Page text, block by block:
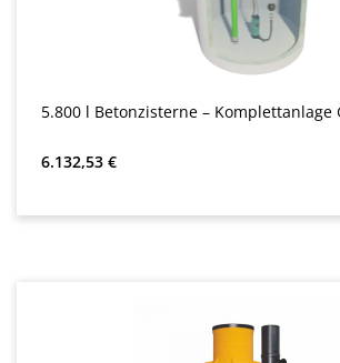
5.800 l Betonzisterne – Komplettanlage
Redna cena:
6.132,53 €